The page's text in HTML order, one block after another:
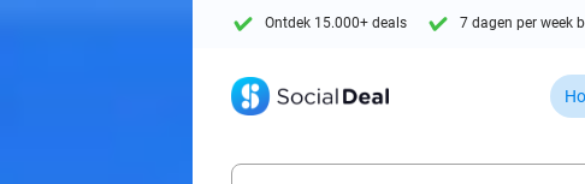
Ontdek 15.000+ deals 7 dagen per week